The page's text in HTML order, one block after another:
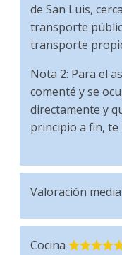
de San Luis,
transporte
transporte
Nota 2: Para el
comenté y se
directamente y
principio a fin,
Valoración media
Cocina